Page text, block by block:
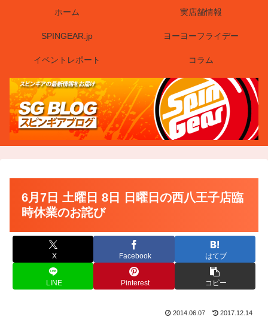
ホーム 実店舗情報
SPINGEAR.jp ヨーヨーフライデー
イベントレポート コラム
6月7日 土曜日 8日 日曜日の西八王子店臨
時休業のお詫び
X Facebook はてブ
LINE Pinterest コピー
2014.06.07 2017.12.14